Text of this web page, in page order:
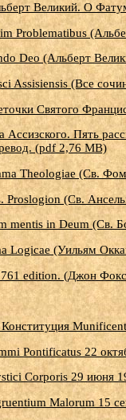
Великий. О
Problematibus
Deo (Альберт
Assisiensis (Все
Святого
Ассизского. Пять
(pdf 2,76 MB)
Theologiae (Св.
Proslogion (Св.
mentis in Deum (Св.
Logicae (Уильям
edition. (Джон
Pontificatus 22
Corporis 29 июня
Malorum 15